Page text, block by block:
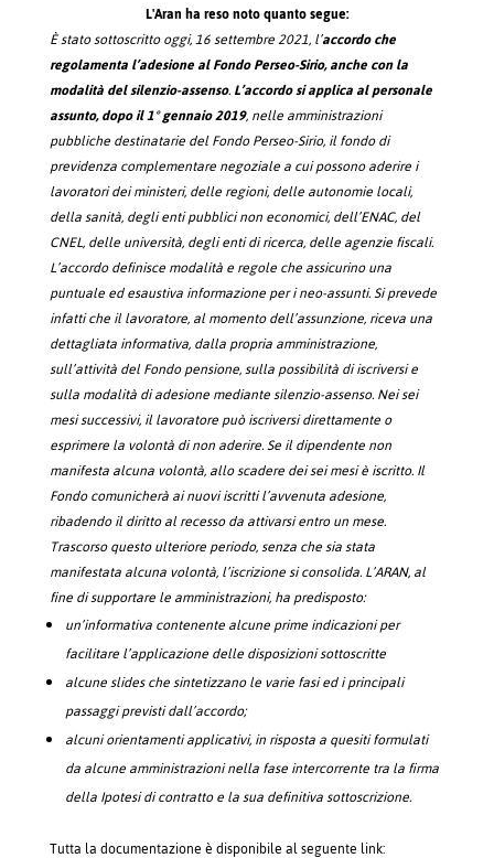
L'Aran ha reso noto quanto segue:
È stato sottoscritto oggi, 16 settembre 2021, l’accordo che
regolamenta l’adesione al Fondo Perseo-Sirio, anche con la
modalità del silenzio-assenso.L’accordo si applica al personale
assunto, dopo il 1° gennaio 2019, nelle amministrazioni
pubbliche destinatarie del Fondo Perseo-Sirio, il fondo di
previdenza complementare negoziale a cui possono aderire i
lavoratori dei ministeri, delle regioni, delle autonomie locali,
della sanità, degli enti pubblici non economici, dell’ENAC, del
CNEL, delle università, degli enti di ricerca, delle agenzie fiscali.
L’accordo definisce modalità e regole che assicurino una
puntuale ed esaustiva informazione per i neo-assunti. Si prevede
infatti che il lavoratore, al momento dell’assunzione, riceva una
dettagliata informativa, dalla propria amministrazione,
sull’attività del Fondo pensione, sulla possibilità di iscriversi e
sulla modalità di adesione mediante silenzio-assenso. Nei sei
mesi successivi, il lavoratore può iscriversi direttamente o
esprimere la volontà di non aderire. Se il dipendente non
manifesta alcuna volontà, allo scadere dei sei mesi è iscritto. Il
Fondo comunicherà ai nuovi iscritti l’avvenuta adesione,
ribadendo il diritto alrecesso da attivarsi entro un mese.
Trascorso questo ulteriore periodo, senza che sia stata
manifestata alcuna volontà, l’iscrizione si consolida.L’ARAN, al
fine di supportare le amministrazioni, ha predisposto:
un’informativa contenente alcune prime indicazioni per
facilitare l’applicazione delle disposizioni sottoscritte
alcune slides che sintetizzano le varie fasi ed i principali
passaggi previsti dall’accordo;
alcuni orientamenti applicativi, in risposta a quesiti formulati
da alcune amministrazioni nella fase intercorrente tra la firma
della Ipotesi di contratto e lasua definitiva sottoscrizione.
Tutta la documentazione è disponibile al seguente link: